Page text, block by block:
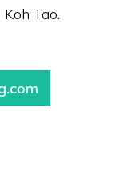
Tao.